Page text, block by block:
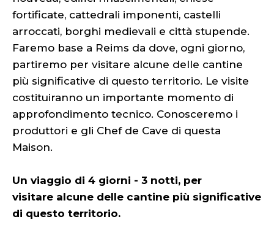
fortificate, cattedrali imponenti, castelli
arroccati, borghi medievali e città stupende.
Faremo base a Reims da dove, ogni giorno,
partiremo per visitare alcune delle cantine
più significative di questo territorio. Le visite
costituiranno un importante momento di
approfondimento tecnico. Conosceremo i
produttori e gli Chef de Cave di questa
Maison.
Un viaggio di 4 giorni - 3 notti, per
visitare alcune delle cantine più significative
di questo territorio.